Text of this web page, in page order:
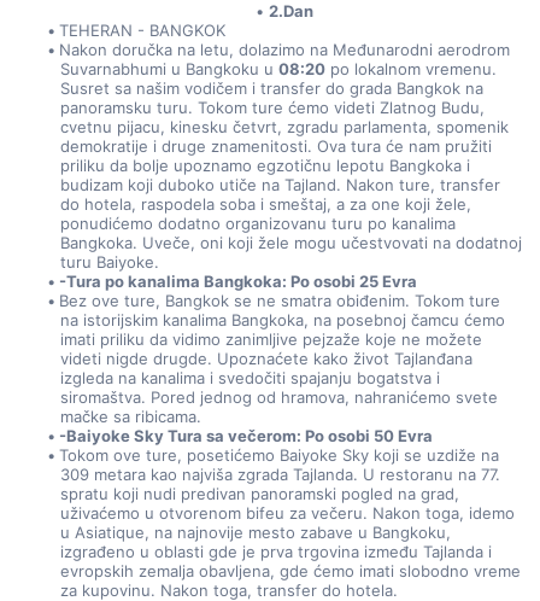
2.Dan
TEHERAN - BANGKOK
Nakon doručka na letu, dolazimo na Međunarodni aerodrom
Suvarnabhumi u Bangkoku u 08:20 po lokalnom vremenu.
Susret sa našim vodičem i transfer do grada Bangkok na
panoramsku turu. Tokom ture ćemo videti Zlatnog Budu,
cvetnu pijacu, kinesku četvrt, zgradu parlamenta, spomenik
demokratije i druge znamenitosti. Ova tura će nam pružiti
priliku da bolje upoznamo egzotičnu lepotu Bangkoka i
budizam koji duboko utiče na Tajland. Nakon ture, transfer
do hotela, raspodela soba i smeštaj, a za one koji žele,
ponudićemo dodatno organizovanu turu po kanalima
Bangkoka. Uveče, oni koji žele mogu učestvovati na dodatnoj
turu Baiyoke.
-Tura po kanalima Bangkoka: Po osobi 25 Evra
Bez ove ture, Bangkok se ne smatra obiđenim. Tokom ture
na istorijskim kanalima Bangkoka, na posebnoj čamcu ćemo
imati priliku da vidimo zanimljive pejzaže koje ne možete
videti nigde drugde. Upoznaćete kako život Tajlanđana
izgleda na kanalima i svedočiti spajanju bogatstva i
siromaštva. Pored jednog od hramova, nahranićemo svete
mačke sa ribicama.
-Baiyoke Sky Tura sa večerom: Po osobi 50 Evra
Tokom ove ture, posetićemo Baiyoke Sky koji se uzdiže na
309 metara kao najviša zgrada Tajlanda. U restoranu na 77.
spratu koji nudi predivan panoramski pogled na grad,
uživaćemo u otvorenom bifeu za večeru. Nakon toga, idemo
u Asiatique, na najnovije mesto zabave u Bangkoku,
izgrađeno u oblasti gde je prva trgovina između Tajlanda i
evropskih zemalja obavljena, gde ćemo imati slobodno vreme
za kupovinu. Nakon toga, transfer do hotela.